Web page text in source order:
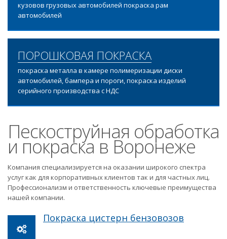
кузовов грузовых автомобилей покраска рам
автомобилей
ПОРОШКОВАЯ ПОКРАСКА
покраска металла в камере полимеризации диски
автомобилей, бампера и пороги, покраска изделий
серийного производства с НДС
Пескоструйная обработка
и покраска в Воронеже
Компания специализируется на оказании широкого спектра
услуг как для корпоративных клиентов так и для частных лиц.
Профессионализм и ответственность ключевые преимущества
нашей компании.
Покраска цистерн бензовозов